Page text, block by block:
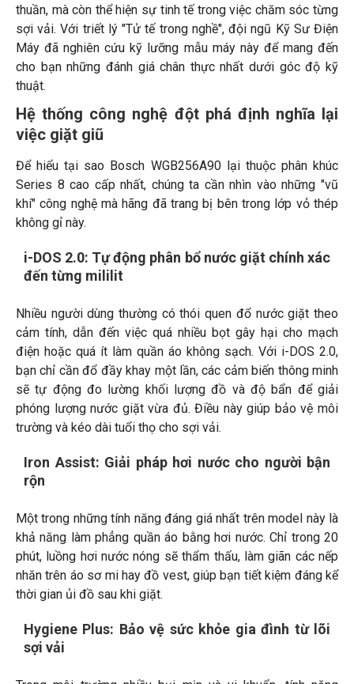
thuần, mà còn thể hiện sự tinh tế trong việc chăm sóc từng
sợi vải. Với triết lý "Tử tế trong nghề", đội ngũ Kỹ Sư Điện
Máy đã nghiên cứu kỹ lưỡng mẫu máy này để mang đến
cho bạn những đánh giá chân thực nhất dưới góc độ kỹ
thuật.
Hệ thống công nghệ đột phá định nghĩa lại
việc giặt giũ
Để hiểu tại sao Bosch WGB256A90 lại thuộc phân khúc
Series 8 cao cấp nhất, chúng ta cần nhìn vào những "vũ
khí" công nghệ mà hãng đã trang bị bên trong lớp vỏ thép
không gỉ này.
i-DOS 2.0: Tự động phân bổ nước giặt chính xác
đến từng mililit
Nhiều người dùng thường có thói quen đổ nước giặt theo
cảm tính, dẫn đến việc quá nhiều bọt gây hại cho mạch
điện hoặc quá ít làm quần áo không sạch. Với i-DOS 2.0,
bạn chỉ cần đổ đầy khay một lần, các cảm biến thông minh
sẽ tự động đo lường khối lượng đồ và độ bẩn để giải
phóng lượng nước giặt vừa đủ. Điều này giúp bảo vệ môi
trường và kéo dài tuổi thọ cho sợi vải.
Iron Assist: Giải pháp hơi nước cho người bận
rộn
Một trong những tính năng đáng giá nhất trên model này là
khả năng làm phẳng quần áo bằng hơi nước. Chỉ trong 20
phút, luồng hơi nước nóng sẽ thẩm thấu, làm giãn các nếp
nhăn trên áo sơ mi hay đồ vest, giúp bạn tiết kiệm đáng kể
thời gian ủi đồ sau khi giặt.
Hygiene Plus: Bảo vệ sức khỏe gia đình từ lõi
sợi vải